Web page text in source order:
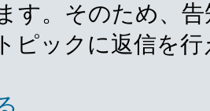
す。そのため、
ピックに返信を